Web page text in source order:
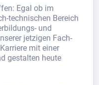
Egal ob im
technischen Bereich
und
jetzigen Fach-
mit einer
gestalten heute